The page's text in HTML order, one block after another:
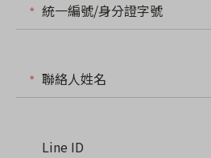
統一編號/身分證字號
聯絡人姓名
Line ID